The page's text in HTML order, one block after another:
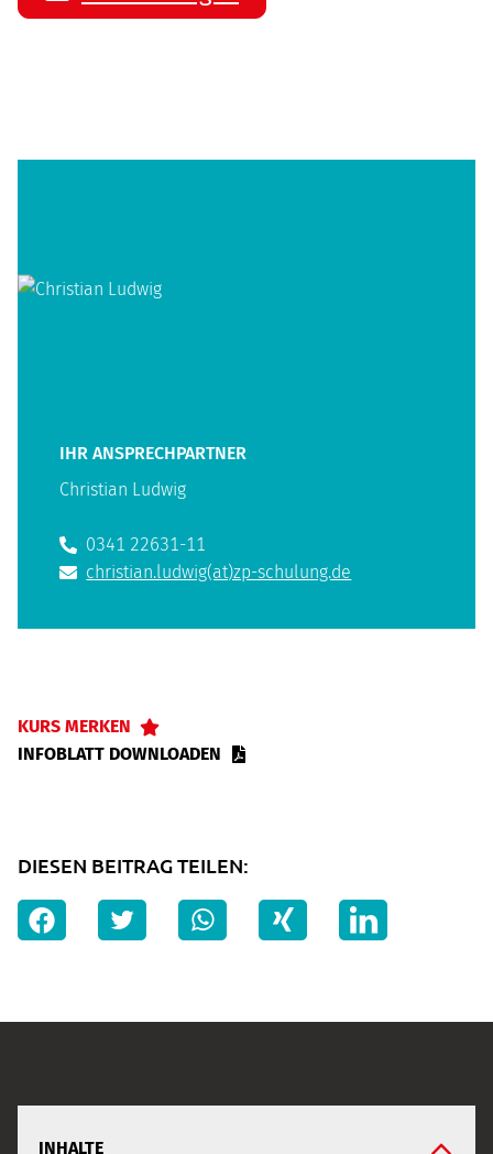
IHR ANSPRECHPARTNER
Christian Ludwig
0341 22631-11
christian.ludwig(at)zp-schulung.de
KURS MERKEN
INFOBLATT DOWNLOADEN
DIESEN BEITRAG TEILEN:
INHALTE